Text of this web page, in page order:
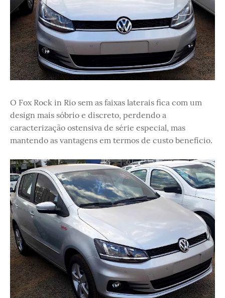
O Fox Rock in Rio sem as faixas laterais fica com um
design mais sóbrio e discreto, perdendo a
caracterização ostensiva de série especial, mas
mantendo as vantagens em termos de custo benefício.